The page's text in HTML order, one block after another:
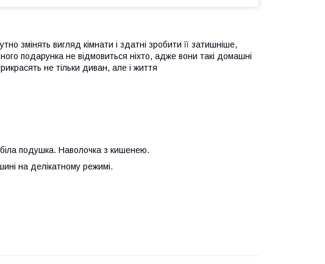
змінять вигляд кімнати і здатні зробити її затишніше,
подарунка не відмовиться ніхто, адже вони такі домашні
не тільки диван, але і життя
подушка. Наволочка з кишенею.
на делікатному режимі.